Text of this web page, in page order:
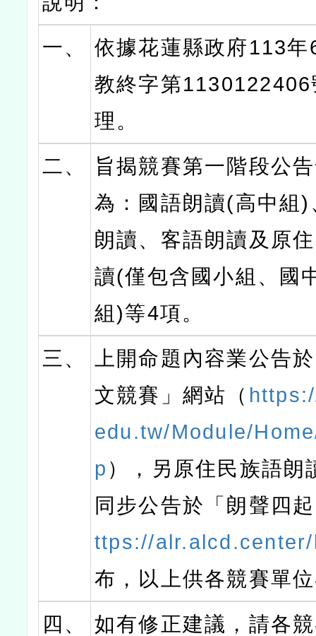
一、
依據花蓮縣政府113
教終字第1130122406
理。
二、
旨揭競賽第一階段公
為：國語朗讀(高中組)
朗讀、客語朗讀及原
讀(僅包含國小組、國
組)等4項。
三、
上開命題內容業公告
文競賽」網站（
edu.tw/Module/
p ），另原住民族語朗
同步公告於「朗聲四
ttps://
布，以上供各競賽單
四、
如有修正建議，請各